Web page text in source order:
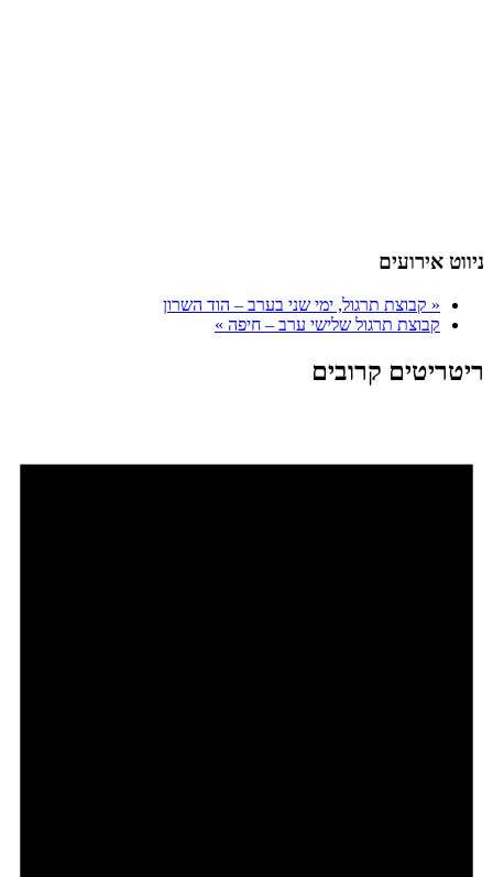
ניווט אירועים
« קבוצת תרגול, ימי שני בערב – הוד השרון
קבוצת תרגול שלישי ערב – חיפה »
ריטריטים קרובים